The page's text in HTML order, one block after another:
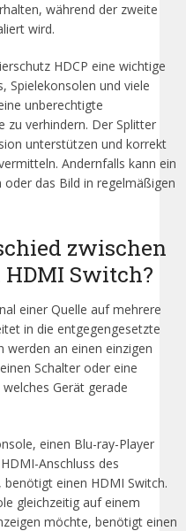
während der zweite
wird.
HDCP eine wichtige
Spielekonsolen und viele
unberechtigte
zu verhindern. Der Splitter
unterstützen und korrekt
Andernfalls kann ein
das Bild in regelmäßigen
zwischen
Switch?
einer Quelle auf mehrere
in die entgegengesetzte
werden an einen einzigen
Schalter oder eine
Gerät gerade
einen Blu-ray-Player
Anschluss des
einen HDMI Switch.
gleichzeitig auf einem
möchte, benötigt einen